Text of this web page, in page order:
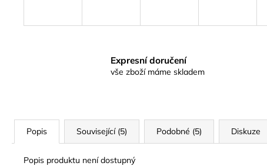
Expresní doručení
vše zboží máme skladem
Popis Související (5) Podobné (5) Diskuze
Popis produktu není dostupný